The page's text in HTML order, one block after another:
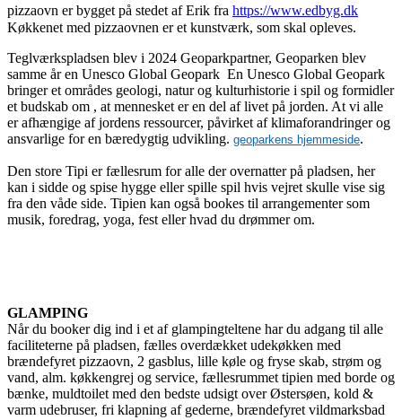
pizzaovn er bygget på stedet af Erik fra https://www.edbyg.dk
Køkkenet med pizzaovnen er et kunstværk, som skal opleves.
Teglværkspladsen blev i 2024 Geoparkpartner, Geoparken blev
samme år en Unesco Global Geopark En Unesco Global Geopark
bringer et områdes geologi, natur og kulturhistorie i spil og formidler
et budskab om , at mennesket er en del af livet på jorden. At vi alle
er afhængige af jordens ressourcer, påvirket af klimaforandringer og
ansvarlige for en bæredygtig udvikling. geoparkens hjemmeside.
Den store Tipi er fællesrum for alle der overnatter på pladsen, her
kan i sidde og spise hygge eller spille spil hvis vejret skulle vise sig
fra den våde side. Tipien kan også bookes til arrangementer som
musik, foredrag, yoga, fest eller hvad du drømmer om.
GLAMPING
Når du booker dig ind i et af glampingteltene har du adgang til alle
faciliteterne på pladsen, fælles overdækket udekøkken med
brændefyret pizzaovn, 2 gasblus, lille køle og fryse skab, strøm og
vand, alm. køkkengrej og service, fællesrummet tipien med borde og
bænke, muldtoilet med den bedste udsigt over Østersøen, kold &
varm udebruser, fri klapning af gederne, brændefyret vildmarksbad